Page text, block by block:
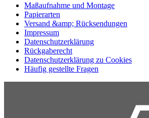
Maßaufnahme und Montage
Papierarten
Versand &amp; Rücksendungen
Impressum
Datenschutzerklärung
Rückgaberecht
Datenschutzerklärung zu Cookies
Häufig gestellte Fragen